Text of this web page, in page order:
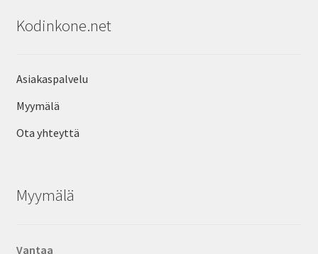
Kodinkone.net
Asiakaspalvelu
Myymälä
Ota yhteyttä
Myymälä
Vantaa